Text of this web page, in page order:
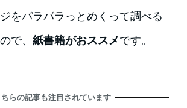
をパラパラっとめくって調べる
で、 紙書籍がおススメです。
ちらの記事も注目されています